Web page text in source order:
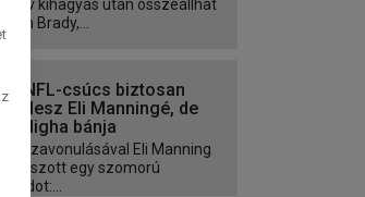
Egy év kihagyás után összeállhat
a Tom Brady,...
NFL-csúcs biztosan
nem lesz Eli Manningé, de
ezt aligha bánja
visszavonulásával Eli Manning
egy szomorú